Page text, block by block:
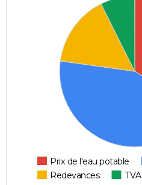
Prix de l'eau potable
Redevances
TVA